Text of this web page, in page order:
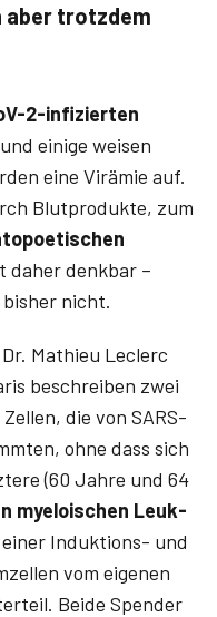
aber trotzdem
2-infizierten
einige weisen
eine Virämie auf.
Blutprodukte, zum
daher denkbar –
nicht.
M­­athieu L­­eclerc
beschreiben zwei
die von SARS-
ohne dass sich
(60 Jahre und 64
myeloischen Leuk­
Induktions- und
vom eigenen
Beide Spender